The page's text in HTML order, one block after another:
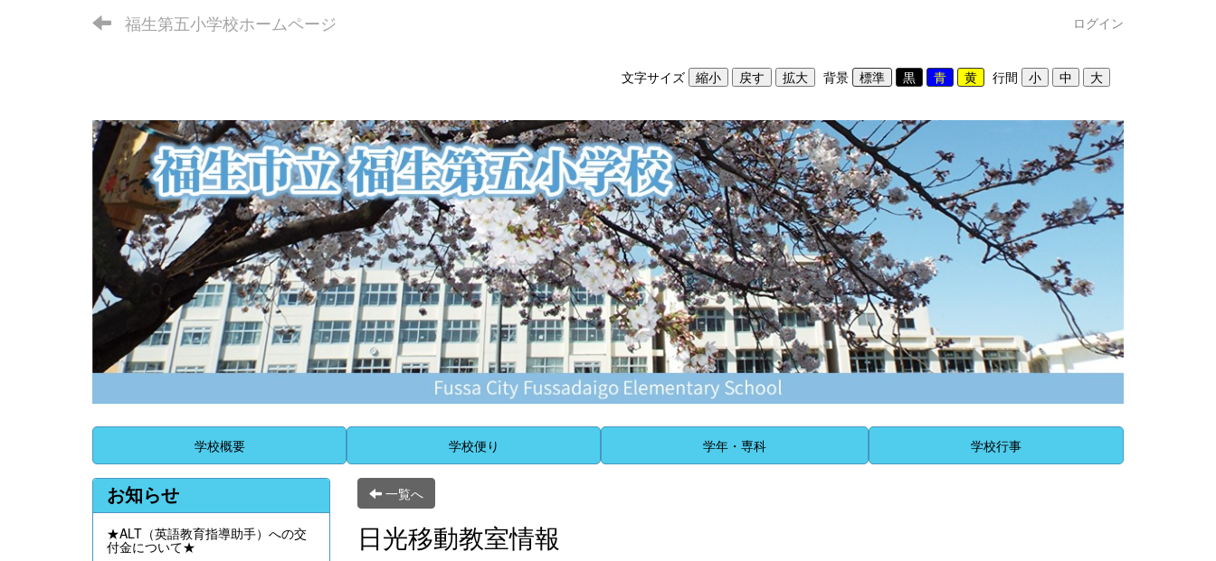
福生第五小学校ホームページ ログイン
文字サイズ 背景 行間
学校概要 学校便り 学年・専科 学校行事
一覧へ
日光移動教室情報
お知らせ
★ALT（英語教育指導助手）への交
付金について★